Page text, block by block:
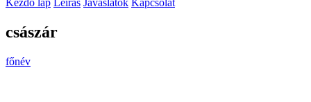
császár
főnév